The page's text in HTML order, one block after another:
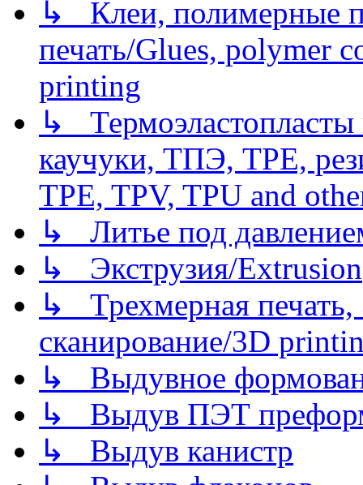
↳ Клеи, полимерные
печать/Glues, polymer
printing
↳
каучуки, ТПЭ, TPE,
TPE, TPV, TPU and
↳ Литье под
↳ Экструзия/Extrusion
↳ Трехмерная
сканирование/3D
↳ Выдувное
↳ Выдув ПЭТ
↳ Выдув канистр